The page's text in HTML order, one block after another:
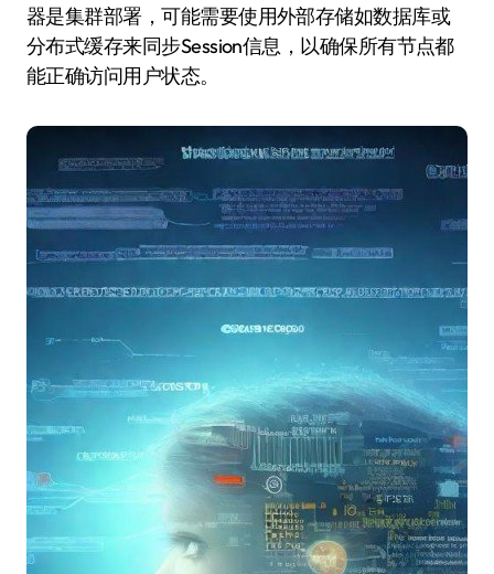
器是集群部署，可能需要使用外部存储如数据库或
分布式缓存来同步Session信息，以确保所有节点都
能正确访问用户状态。